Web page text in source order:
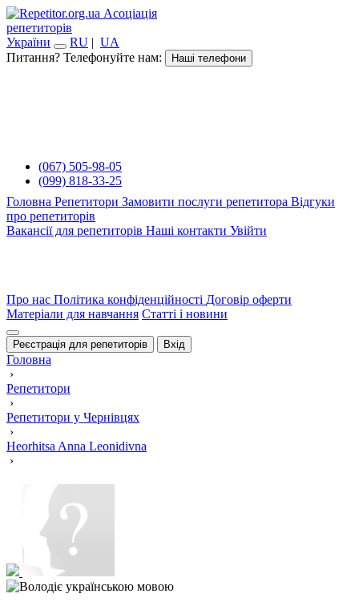
Асоціація
репетиторів
України
RU | UA
Питання? Телефонуйте нам:
Наші телефони
(067) 505-98-05
(099) 818-33-25
Головна Репетитори Замовити послуги репетитора Відгуки
про репетиторів
Вакансії для репетиторів Наші контакти Увійти
Про нас Політика конфіденційності Договір оферти
Матеріали для навчання Статті і новини
Реєстрація для репетиторів Вхід
Головна
›
Репетитори
›
Репетитори у Чернівцях
›
Heorhitsa Anna Leonidivna
›